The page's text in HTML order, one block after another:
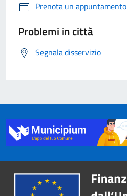
Prenota un appuntamento
Problemi in città
Segnala disservizio